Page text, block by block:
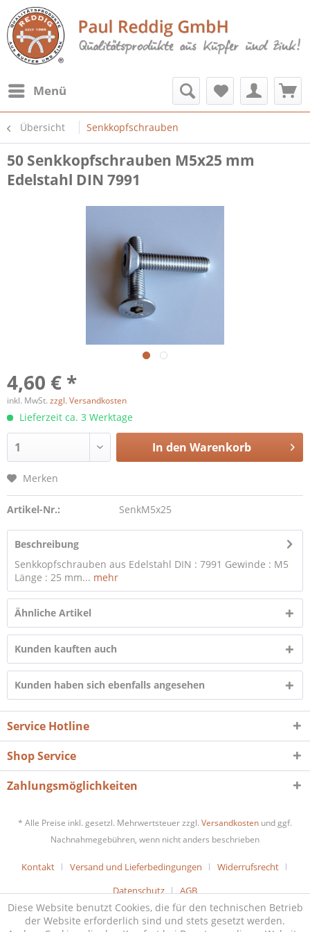
Menü
Übersicht Senkkopfschrauben
50 Senkkopfschrauben M5x25 mm
Edelstahl DIN 7991
4,60 € *
inkl. MwSt. zzgl. Versandkosten
Lieferzeit ca. 3 Werktage
In den Warenkorb
Merken
Artikel-Nr.: SenkM5x25
Beschreibung
Senkkopfschrauben aus Edelstahl DIN : 7991 Gewinde : M5
Länge : 25 mm... mehr
Ähnliche Artikel
Kunden kauften auch
Kunden haben sich ebenfalls angesehen
Service Hotline
Shop Service
Zahlungsmöglichkeiten
* Alle Preise inkl. gesetzl. Mehrwertsteuer zzgl. Versandkosten und ggf.
Nachnahmegebühren, wenn nicht anders beschrieben
Kontakt Versand und Lieferbedingungen
Widerrufsrecht
Datenschutz
AGB
Diese Website benutzt Cookies, die für den technischen Betrieb
der Website erforderlich sind und stets gesetzt werden.